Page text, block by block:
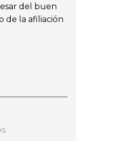
del buen
de la afiliación